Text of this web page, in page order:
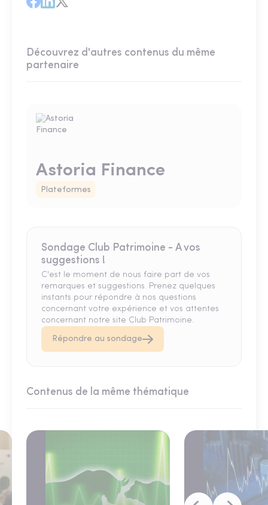
Découvrez d'autres contenus du même
partenaire
Astoria Finance
Plateformes
Sondage Club Patrimoine - A vos
suggestions !
C'est le moment de nous faire part de vos
remarques et suggestions. Prenez quelques
instants pour répondre à nos questions
concernant votre expérience et vos attentes
concernant notre site Club Patrimoine.
Répondre au sondage
Contenus de la même thématique